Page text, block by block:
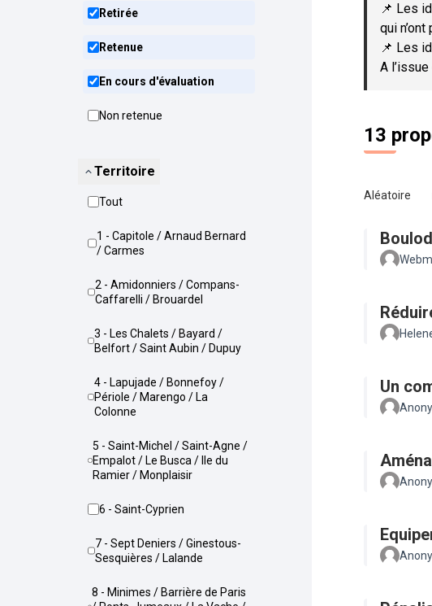
Retirée
Retenue
En cours d'évaluation
Non retenue
Territoire
Tout
1 - Capitole / Arnaud Bernard
/ Carmes
2 - Amidonniers / Compans-
Caffarelli / Brouardel
3 - Les Chalets / Bayard /
Belfort / Saint Aubin / Dupuy
4 - Lapujade / Bonnefoy /
Périole / Marengo / La
Colonne
5 - Saint-Michel / Saint-Agne /
Empalot / Le Busca / Ile du
Ramier / Monplaisir
6 - Saint-Cyprien
7 - Sept Deniers / Ginestous-
Sesquières / Lalande
8 - Minimes / Barrière de Paris
📌 Les
qui
📌 Les
A
13
Aléatoire
Un